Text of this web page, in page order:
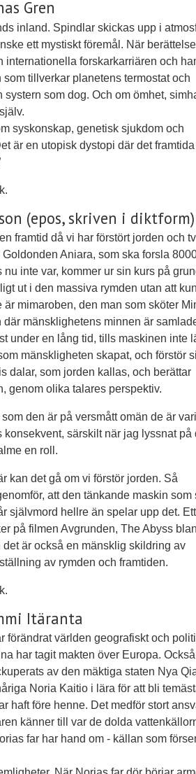
Gren
inland. Spindlar skickas upp i
ett mystiskt föremål. När
internationella forskarkarriären och
tillverkar planetens termostat och
som dog. Och om ömhet,
syskonskap, genetisk sjukdom och
är en utopisk dystopi där det
(epos, skriven i diktform)
framtid då vi har förstört jorden och
Aniara, som ska forsla
inte var, kommer ur sin kurs på
ut i den massiva rymden utan att
mimaroben, den man som sköter
mänsklighetens minnen är
under en lång tid, tills maskinen inte
mänskligheten skapat, och förstör
dalar, som jorden kallas, och berättar
genom olika talares perspektiv.
den är på versmått omän de är
särskilt när jag lyssnat på
en roll.
kan det gå om vi förstör jorden. Så
att den tänkande maskin som
självmord hellre än spelar upp det. Ett
på filmen Avgrunden, The Abyss
är också en mänsklig skildring av
av rymden och framtiden.
Itäranta
förändrat världen geografiskt och
har tagit makten över Europa.
av den mäktiga staten Nya
Noria Kaitio i lära för att bli
haft före henne. Det medför stort
känner till var de dolda
far har hand om - källan som